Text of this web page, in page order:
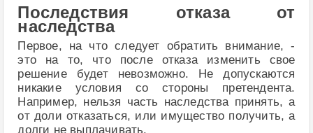
Последствия отказа от
наследства
Первое, на что следует обратить внимание, -
это на то, что после отказа изменить свое
решение будет невозможно. Не допускаются
никакие условия со стороны претендента.
Например, нельзя часть наследства принять, а
от доли отказаться, или имущество получить, а
долги не выплачивать.